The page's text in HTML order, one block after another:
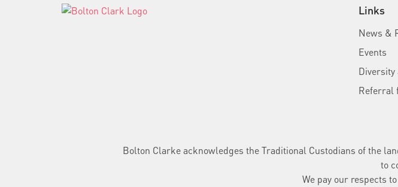
Links
News &
Events
Referral
Bolton Clarke acknowledges the Traditional Custodians of the
to
We pay our respects